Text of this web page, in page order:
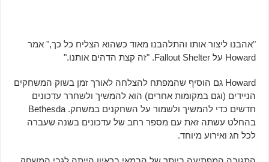
"אהבנו ליצור אותו והתלהבנו מאוד כשהוא הצליח כל כך," אמר
Howard על Fallout Shelter. "זה קצת הדהים אותנו."
Howard גם הוסיף שהמפתח להצלחה לאורך זמן בשוק המשחקים
הניידים (וגם במקומות אחרים) הוא להמשיך ולשחרר עדכונים
חדשים כדי להמשיך ולשמור על השחקנים במשחק. Bethesda
בהחלט עשתה זאת עם מספר רחב של עדכונים בשנה שעברה
לכל חג ואירוע מיוחד.